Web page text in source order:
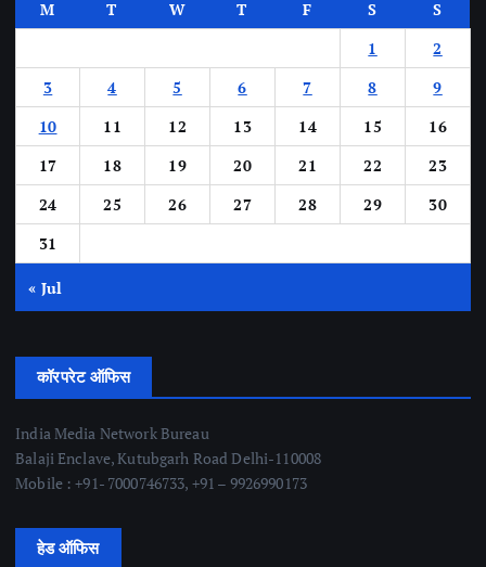
M T W T F S
S
1
2
3
4 5 6 7 8
9
10
11 12 13 14 15
16
17
18 19 20 21 22
23
24
25 26 27 28 29
30
31
« Jul
कॉरपरेट ऑफिस
India Media Network Bureau
Balaji Enclave, Kutubgarh Road Delhi-110008
Mobile : +91- 7000746733, +91 – 9926990173
हेड ऑफिस